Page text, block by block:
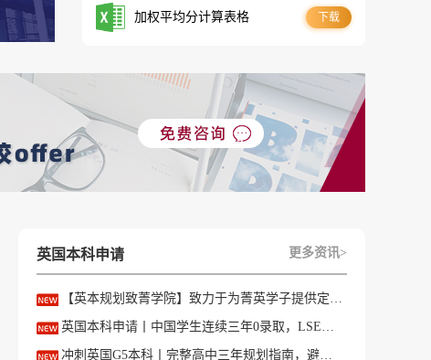
加权平均分计算表格 下载
英国本科申请 更多资讯>
【英本规划致菁学院】致力于为菁英学子提供定制式升学规划服务！
英国本科申请丨中国学生连续三年0录取，LSE这些专业为什么难申？
冲刺英国G5本科丨完整高中三年规划指南，避开 90% 申请者踩过的坑